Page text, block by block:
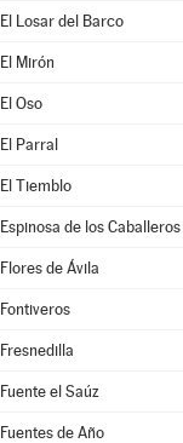
El Losar del Barco
El Mirón
El Oso
El Parral
El Tiemblo
Espinosa de los Caballeros
Flores de Ávila
Fontiveros
Fresnedilla
Fuente el Saúz
Fuentes de Año